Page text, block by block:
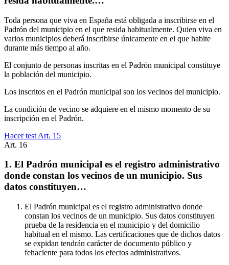
Toda persona que viva en España está obligada a inscribirse en el
Padrón del municipio en el que resida habitualmente. Quien viva en
varios municipios deberá inscribirse únicamente en el que habite
durante más tiempo al año.
El conjunto de personas inscritas en el Padrón municipal constituye
la población del municipio.
Los inscritos en el Padrón municipal son los vecinos del municipio.
La condición de vecino se adquiere en el mismo momento de su
inscripción en el Padrón.
Hacer test Art. 15
Art. 16
1. El Padrón municipal es el registro administrativo
donde constan los vecinos de un municipio. Sus
datos constituyen…
El Padrón municipal es el registro administrativo donde
constan los vecinos de un municipio. Sus datos constituyen
prueba de la residencia en el municipio y del domicilio
habitual en el mismo. Las certificaciones que de dichos datos
se expidan tendrán carácter de documento público y
fehaciente para todos los efectos administrativos.